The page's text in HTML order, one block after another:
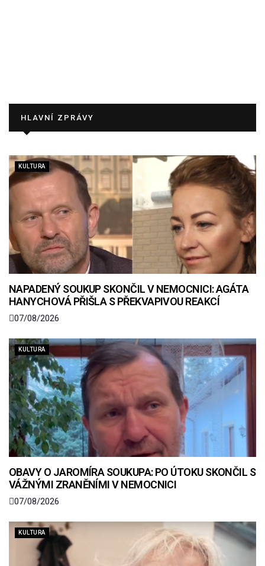
HLAVNÍ ZPRÁVY
KULTURA
NAPADENÝ SOUKUP SKONČIL V NEMOCNICI: AGÁTA
HANYCHOVÁ PŘIŠLA S PŘEKVAPIVOU REAKCÍ
07/08/2026
KULTURA
OBAVY O JAROMÍRA SOUKUPA: PO ÚTOKU SKONČIL S
VÁŽNÝMI ZRANĚNÍMI V NEMOCNICI
07/08/2026
KULTURA